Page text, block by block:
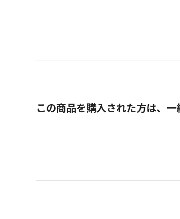
この商品を購入された方は、一